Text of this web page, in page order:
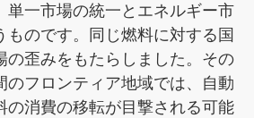
単一市場の統一とエネルギー市
ものです。同じ燃料に対する国
の歪みをもたらしました。その
のフロンティア地域では、自動
の消費の移転が目撃される可能